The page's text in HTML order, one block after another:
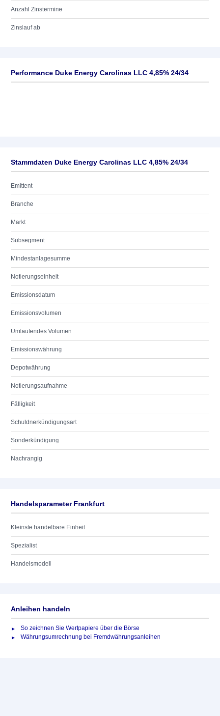
Anzahl Zinstermine
Zinslauf ab
Performance Duke Energy Carolinas LLC 4,85% 24/34
Stammdaten Duke Energy Carolinas LLC 4,85% 24/34
Emittent
Branche
Markt
Subsegment
Mindestanlagesumme
Notierungseinheit
Emissionsdatum
Emissionsvolumen
Umlaufendes Volumen
Emissionswährung
Depotwährung
Notierungsaufnahme
Fälligkeit
Schuldnerkündigungsart
Sonderkündigung
Nachrangig
Handelsparameter Frankfurt
Kleinste handelbare Einheit
Spezialist
Handelsmodell
Anleihen handeln
So zeichnen Sie Wertpapiere über die Börse
Währungsumrechnung bei Fremdwährungsanleihen